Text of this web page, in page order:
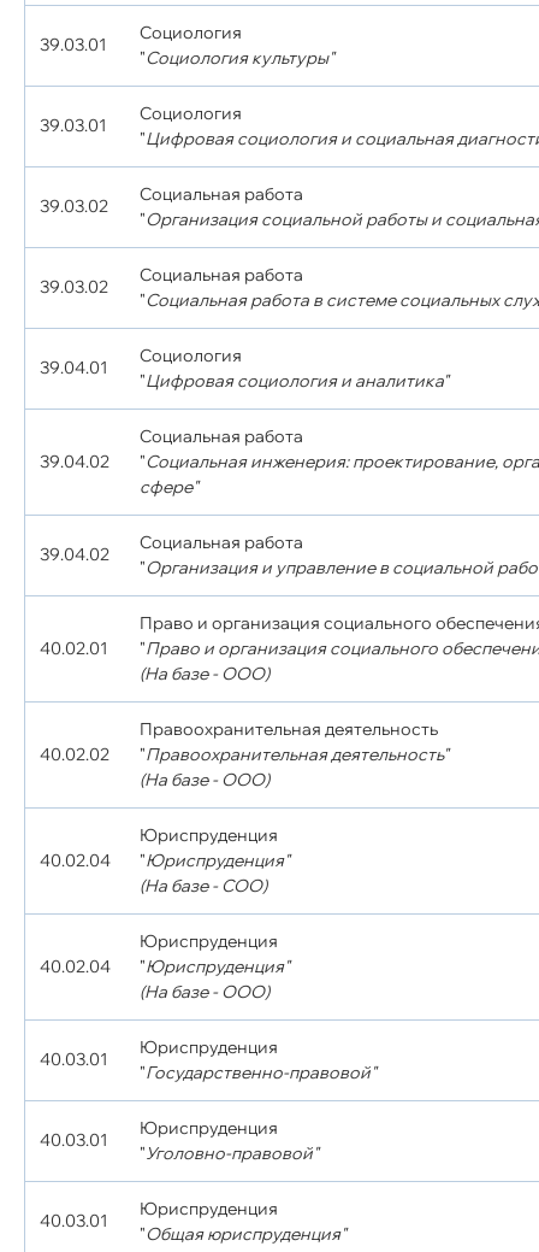
39.03.01
Социология
"Социология культуры"
39.03.01
Социология
"Цифровая социология и социальная
39.03.02
Социальная работа
"Организация социальной работы и
39.03.02
Социальная работа
"Социальная работа в системе социальных
39.04.01
Социология
"Цифровая социология и аналитика"
39.04.02
Социальная работа
"Социальная инженерия: проектирование,
сфере"
39.04.02
Социальная работа
"Организация и управление в социальной
40.02.01
Право и организация социального
"Право и организация социального
(На базе - ООО)
40.02.02
Правоохранительная деятельность
"Правоохранительная деятельность"
(На базе - ООО)
40.02.04
Юриспруденция
"Юриспруденция"
(На базе - СОО)
40.02.04
Юриспруденция
"Юриспруденция"
(На базе - ООО)
40.03.01
Юриспруденция
"Государственно-правовой"
40.03.01
Юриспруденция
"Уголовно-правовой"
40.03.01
Юриспруденция
"Общая юриспруденция"